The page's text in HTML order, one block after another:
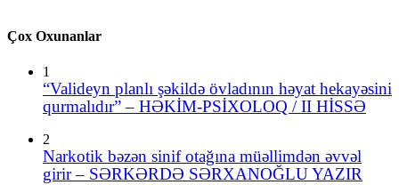
Çox Oxunanlar
1
“Valideyn planlı şəkildə övladının həyat hekayəsini
qurmalıdır” – HƏKİM-PSİXOLOQ / II HİSSƏ
2
Narkotik bəzən sinif otağına müəllimdən əvvəl
girir – SƏRKƏRDƏ SƏRXANOĞLU YAZIR